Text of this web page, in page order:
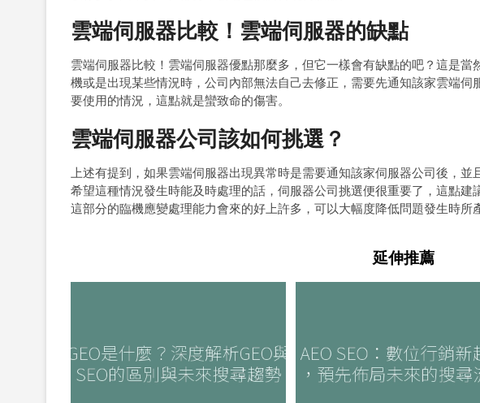
雲端伺服器比較！雲端伺服器的缺點
雲端伺服器比較！雲端伺服器優點那麼多，但它一樣會有缺點的吧？這是
機或是出現某些情況時，公司內部無法自己去修正，需要先通知該家雲端
要使用的情況，這點就是蠻致命的傷害。
雲端伺服器公司該如何挑選？
上述有提到，如果雲端伺服器出現異常時是需要通知該家伺服器公司後，
希望這種情況發生時能及時處理的話，伺服器公司挑選便很重要了，這點
這部分的臨機應變處理能力會來的好上許多，可以大幅度降低問題發生時所
延伸推薦